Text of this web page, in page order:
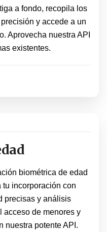
a fondo, recopila los
y accede a un
Aprovecha nuestra API
existentes.
biométrica de edad
tu incorporación con
precisas y análisis
acceso de menores y
nuestra potente API.